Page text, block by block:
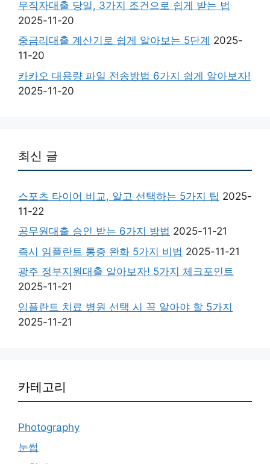
무직자대출 당일, 3가지 조건으로 쉽게 받는 법
2025-11-20
중금리대출 계산기로 쉽게 알아보는 5단계 2025-
11-20
카카오 대용량 파일 전송방법 6가지 쉽게 알아보자!
2025-11-20
최신 글
스포츠 타이어 비교, 알고 선택하는 5가지 팁 2025-
11-22
공무원대출 승인 받는 6가지 방법 2025-11-21
즉시 임플란트 통증 완화 5가지 비법 2025-11-21
광주 정부지원대출 알아보자! 5가지 체크포인트
2025-11-21
임플란트 치료 병원 선택 시 꼭 알아야 할 5가지
2025-11-21
카테고리
Photography
눈썹